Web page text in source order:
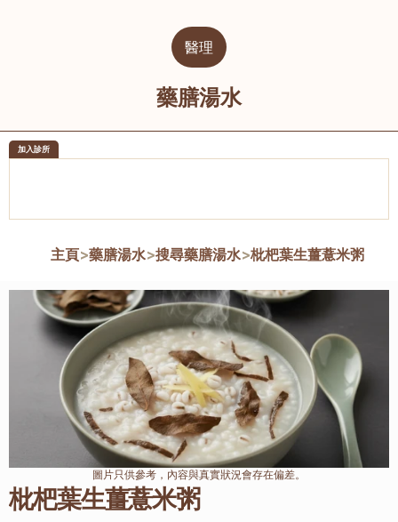
醫理
藥膳湯水
加入診所
主頁>藥膳湯水>搜尋藥膳湯水>枇杷葉生薑薏米粥
枇杷葉生薑薏米粥
圖片只供參考，內容與真實狀況會存在偏差。